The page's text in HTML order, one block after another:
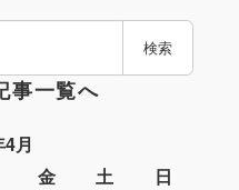
検索
事一覧へ
月
金 土
日